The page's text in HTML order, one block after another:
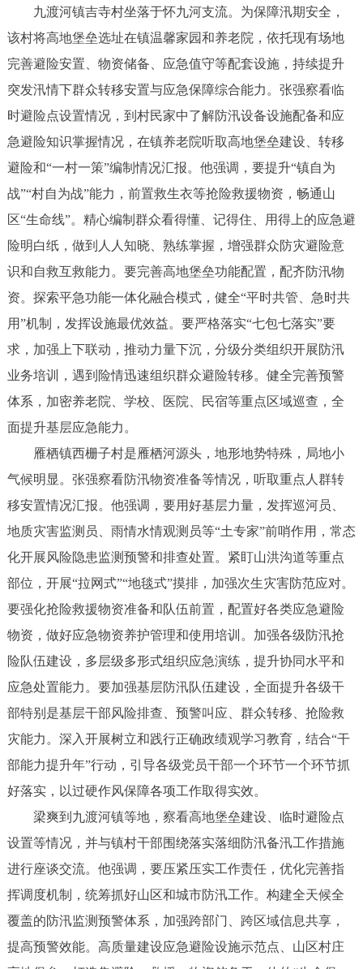
九渡河镇吉寺村坐落于怀九河支流。为保障汛期安全，
该村将高地堡垒选址在镇温馨家园和养老院，依托现有场地
完善避险安置、物资储备、应急值守等配套设施，持续提升
突发汛情下群众转移安置与应急保障综合能力。张强察看临
时避险点设置情况，到村民家中了解防汛设备设施配备和应
急避险知识掌握情况，在镇养老院听取高地堡垒建设、转移
避险和“一村一策”编制情况汇报。他强调，要提升“镇自为
战”“村自为战”能力，前置救生衣等抢险救援物资，畅通山
区“生命线”。精心编制群众看得懂、记得住、用得上的应急避
险明白纸，做到人人知晓、熟练掌握，增强群众防灾避险意
识和自救互救能力。要完善高地堡垒功能配置，配齐防汛物
资。探索平急功能一体化融合模式，健全“平时共管、急时共
用”机制，发挥设施最优效益。要严格落实“七包七落实”要
求，加强上下联动，推动力量下沉，分级分类组织开展防汛
业务培训，遇到险情迅速组织群众避险转移。健全完善预警
体系，加密养老院、学校、医院、民宿等重点区域巡查，全
面提升基层应急能力。
雁栖镇西栅子村是雁栖河源头，地形地势特殊，局地小
气候明显。张强察看防汛物资准备等情况，听取重点人群转
移安置情况汇报。他强调，要用好基层力量，发挥巡河员、
地质灾害监测员、雨情水情观测员等“土专家”前哨作用，常态
化开展风险隐患监测预警和排查处置。紧盯山洪沟道等重点
部位，开展“拉网式”“地毯式”摸排，加强次生灾害防范应对。
要强化抢险救援物资准备和队伍前置，配置好各类应急避险
物资，做好应急物资养护管理和使用培训。加强各级防汛抢
险队伍建设，多层级多形式组织应急演练，提升协同水平和
应急处置能力。要加强基层防汛队伍建设，全面提升各级干
部特别是基层干部风险排查、预警叫应、群众转移、抢险救
灾能力。深入开展树立和践行正确政绩观学习教育，结合“干
部能力提升年”行动，引导各级党员干部一个环节一个环节抓
好落实，以过硬作风保障各项工作取得实效。
梁爽到九渡河镇等地，察看高地堡垒建设、临时避险点
设置等情况，并与镇村干部围绕落实落细防汛备汛工作措施
进行座谈交流。他强调，要压紧压实工作责任，优化完善指
挥调度机制，统筹抓好山区和城市防汛工作。构建全天候全
覆盖的防汛监测预警体系，加强跨部门、跨区域信息共享，
提高预警效能。高质量建设应急避险设施示范点、山区村庄